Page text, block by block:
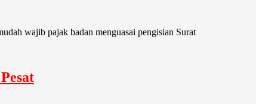
wajib pajak badan menguasai pengisian Surat